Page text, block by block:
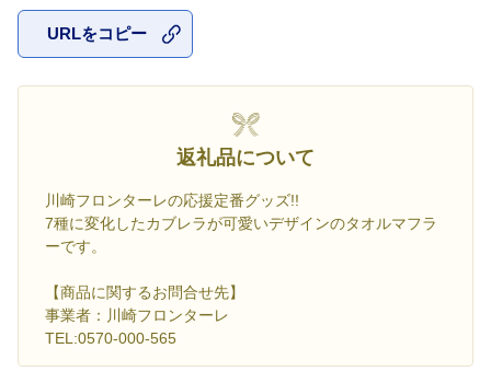
URLをコピー
返礼品について
川崎フロンターレの応援定番グッズ!!
7種に変化したカブレラが可愛いデザインのタオルマフラ
ーです。
【商品に関するお問合せ先】
事業者：川崎フロンターレ
TEL:0570-000-565